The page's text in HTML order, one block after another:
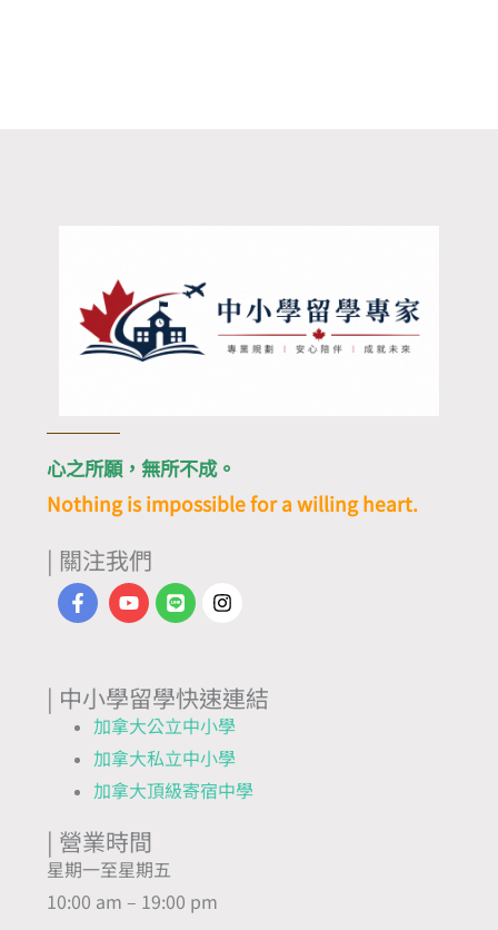
心之所願，無所不成。
Nothing is impossible for a willing heart.
| 關注我們
| 中小學留學快速連結
加拿大公立中小學
加拿大私立中小學
加拿大頂級寄宿中學
| 營業時間
星期一至星期五
10:00 am – 19:00 pm